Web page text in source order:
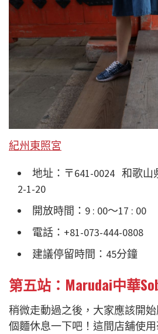
紀州東照宮
地址：〒641-0024 和歌山
2-1-20
開放時間：9 : 00～17 : 00
電話：+81-073-444-0808
建議停留時間：45分鐘
第五站：Marudai中華
稍微走動過之後，大家應該開
個麵休息一下吧！這間店舖使